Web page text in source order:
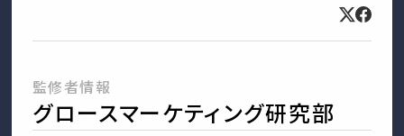
監修者情報
グロースマーケティング研究部